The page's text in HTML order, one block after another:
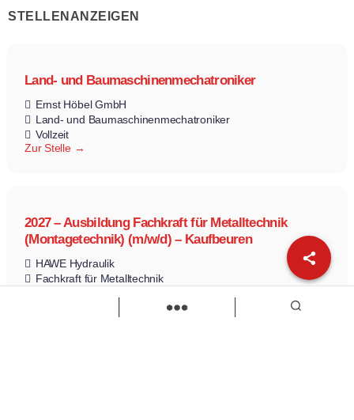
STELLENANZEIGEN
Land- und Baumaschinenmechatroniker
Ernst Höbel GmbH
Land- und Baumaschinenmechatroniker
Vollzeit
Zur Stelle
2027 – Ausbildung Fachkraft für Metalltechnik
(Montagetechnik) (m/w/d) – Kaufbeuren
HAWE Hydraulik
Fachkraft für Metalltechnik